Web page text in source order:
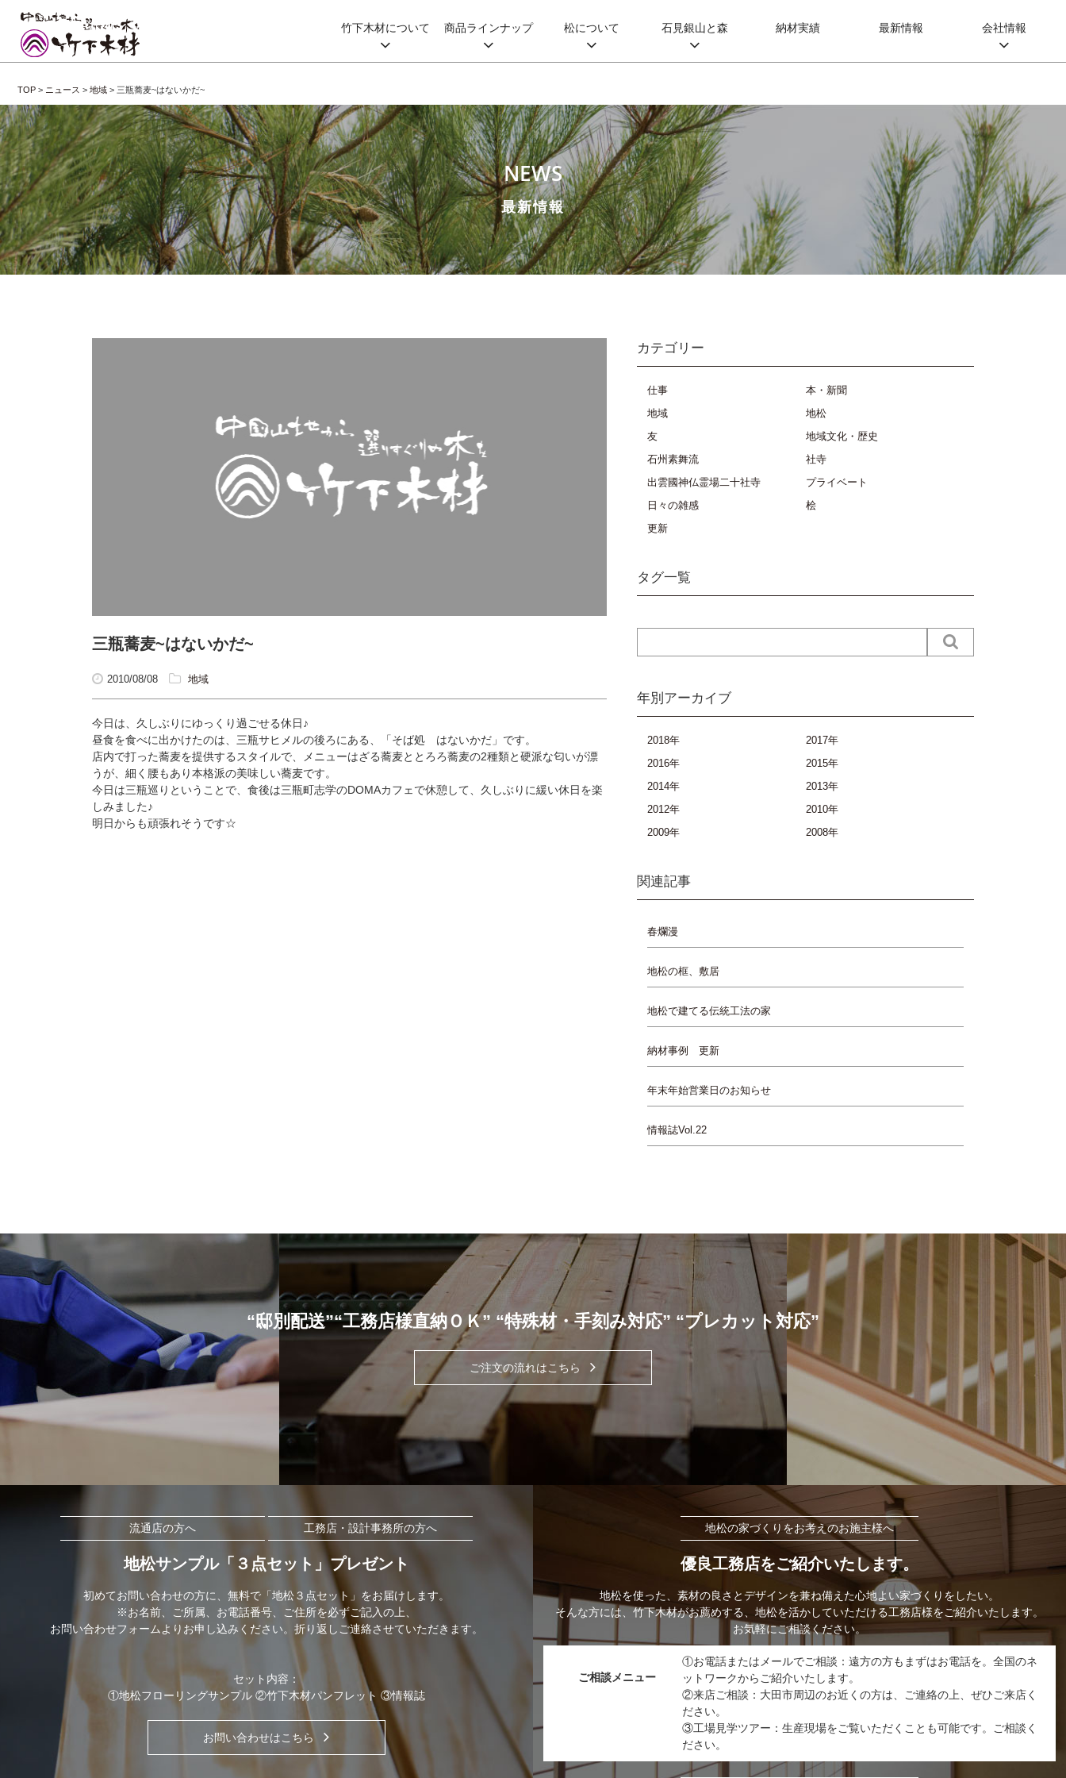
竹下木材について 商品ラインナップ 松について 石見銀山と森 納材実績 最新情報 会社情報
TOP > ニュース > 地域 > 三瓶蕎麦~はないかだ~
NEWS
最新情報
三瓶蕎麦~はないかだ~
2010/08/08 地域
今日は、久しぶりにゆっくり過ごせる休日♪
昼食を食べに出かけたのは、三瓶サヒメルの後ろにある、「そば処 はないかだ」です。
店内で打った蕎麦を提供するスタイルで、メニューはざる蕎麦ととろろ蕎麦の2種類と硬派な匂いが漂
うが、細く腰もあり本格派の美味しい蕎麦です。
今日は三瓶巡りということで、食後は三瓶町志学のDOMAカフェで休憩して、久しぶりに緩い休日を楽
しみました♪
明日からも頑張れそうです☆
カテゴリー
仕事
本・新聞
地域
地松
友
地域文化・歴史
石州素舞流
社寺
出雲國神仏霊場二十社寺
プライベート
日々の雑感
桧
更新
タグ一覧
年別アーカイブ
2018年
2017年
2016年
2015年
2014年
2013年
2012年
2010年
2009年
2008年
関連記事
春爛漫
地松の框、敷居
地松で建てる伝統工法の家
納材事例 更新
年末年始営業日のお知らせ
情報誌Vol.22
“邸別配送”“工務店様直納ＯＫ” “特殊材・手刻み対応” “プレカット対応”
ご注文の流れはこちら
流通店の方へ 工務店・設計事務所の方へ
地松サンプル「３点セット」プレゼント
初めてお問い合わせの方に、無料で「地松３点セット」をお届けします。
※お名前、ご所属、お電話番号、ご住所を必ずご記入の上、
お問い合わせフォームよりお申し込みください。折り返しご連絡させていただきます。
セット内容：
①地松フローリングサンプル ②竹下木材パンフレット ③情報誌
お問い合わせはこちら
地松の家づくりをお考えのお施主様へ
優良工務店をご紹介いたします。
地松を使った、素材の良さとデザインを兼ね備えた心地よい家づくりをしたい。
そんな方には、竹下木材がお薦めする、地松を活かしていただける工務店様をご紹介いたします。
お気軽にご相談ください。
ご相談メニュー
①お電話またはメールでご相談：遠方の方もまずはお電話を。全国のネ
ットワークからご紹介いたします。
②来店ご相談：大田市周辺のお近くの方は、ご連絡の上、ぜひご来店く
ださい。
③工場見学ツアー：生産現場をご覧いただくことも可能です。ご相談く
ださい。